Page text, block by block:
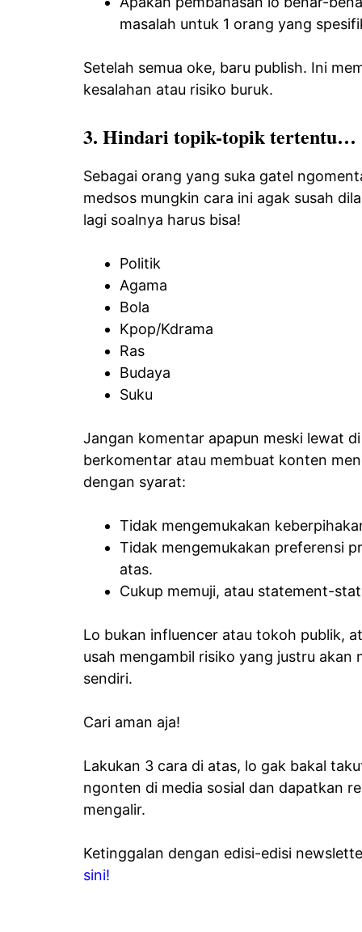
masalah untuk 1 orang yang
Setelah semua oke, baru publish. Ini
kesalahan atau risiko buruk.
3. Hindari topik-topik tertentu…
Sebagai orang yang suka gatel
medsos mungkin cara ini agak susah
lagi soalnya harus bisa!
Politik
Agama
Bola
Kpop/Kdrama
Ras
Budaya
Suku
Jangan komentar apapun meski lewat
berkomentar atau membuat konten
dengan syarat:
Tidak mengemukakan
Tidak mengemukakan preferensi
atas.
Cukup memuji, atau statement-
Lo bukan influencer atau tokoh publik,
usah mengambil risiko yang justru akan
sendiri.
Cari aman aja!
Lakukan 3 cara di atas, lo gak bakal
ngonten di media sosial dan dapatkan
mengalir.
Ketinggalan dengan edisi-edisi
sini!